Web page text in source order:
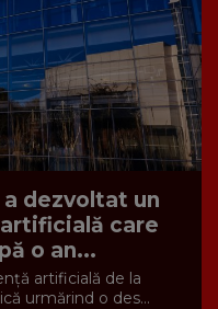
a dezvoltat un
care
o an...
artificială de la
urmărind o des...